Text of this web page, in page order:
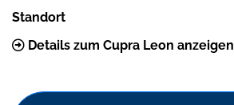
Standort
Details zum Cupra Leon anzeigen